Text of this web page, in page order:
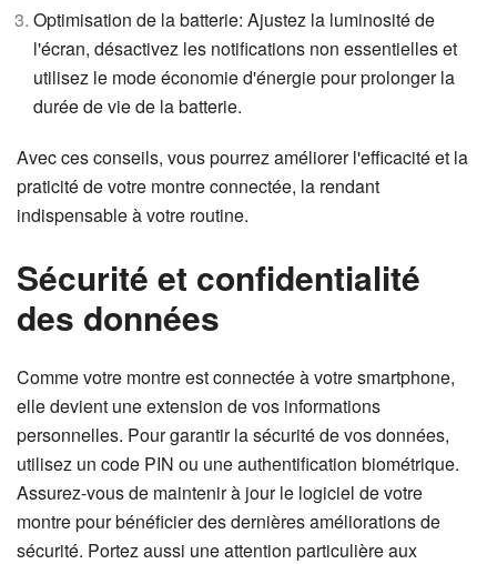
Optimisation de la batterie: Ajustez la luminosité de
l'écran, désactivez les notifications non essentielles et
utilisez le mode économie d'énergie pour prolonger la
durée de vie de la batterie.
Avec ces conseils, vous pourrez améliorer l'efficacité et la
praticité de votre montre connectée, la rendant
indispensable à votre routine.
Sécurité et confidentialité
des données
Comme votre montre est connectée à votre smartphone,
elle devient une extension de vos informations
personnelles. Pour garantir la sécurité de vos données,
utilisez un code PIN ou une authentification biométrique.
Assurez-vous de maintenir à jour le logiciel de votre
montre pour bénéficier des dernières améliorations de
sécurité. Portez aussi une attention particulière aux